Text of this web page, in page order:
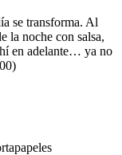
se transforma. Al
la noche con salsa,
en adelante… ya no